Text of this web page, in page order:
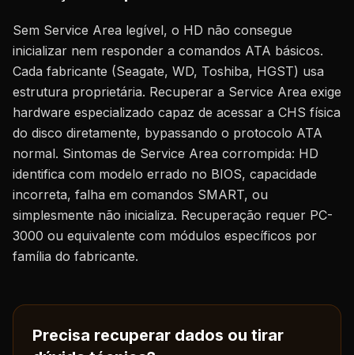
Sem Service Area legível, o HD não consegue
inicializar nem responder a comandos ATA básicos.
Cada fabricante (Seagate, WD, Toshiba, HGST) usa
estrutura proprietária. Recuperar a Service Area exige
hardware especializado capaz de acessar a CHS física
do disco diretamente, bypassando o protocolo ATA
normal. Sintomas de Service Area corrompida: HD
identifica com modelo errado no BIOS, capacidade
incorreta, falha em comandos SMART, ou
simplesmente não inicializa. Recuperação requer PC-
3000 ou equivalente com módulos específicos por
família do fabricante.
Precisa recuperar dados ou tirar